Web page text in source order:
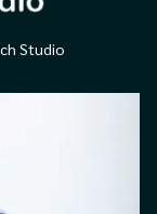
Studio